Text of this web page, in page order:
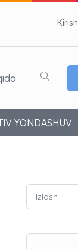
Kirish
YONDASHUV